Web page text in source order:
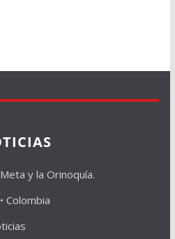
y la Orinoquía.
Colombia